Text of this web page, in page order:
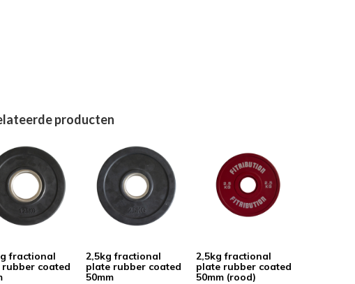
producten
fractional
coated
2,5kg fractional
plate rubber coated
50mm
2,5kg fractional
plate rubber coated
50mm (rood)